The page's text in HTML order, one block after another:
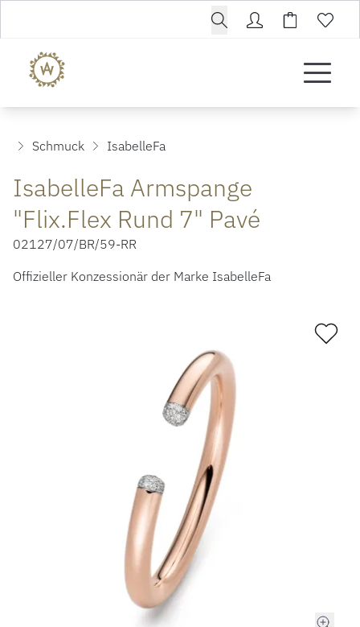
ROLEX CERTIFIED PRE-OWNED
Schmuck IsabelleFa
IsabelleFa Armspange
"Flix.Flex Rund 7" Pavé
02127/07/BR/59-RR
Offizieller Konzessionär der Marke IsabelleFa